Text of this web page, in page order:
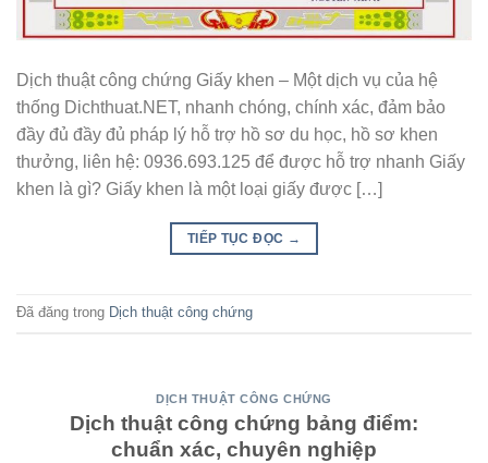
Dịch thuật công chứng Giấy khen – Một dịch vụ của hệ
thống Dichthuat.NET, nhanh chóng, chính xác, đảm bảo
đầy đủ đầy đủ pháp lý hỗ trợ hồ sơ du học, hồ sơ khen
thưởng, liên hệ: 0936.693.125 để được hỗ trợ nhanh Giấy
khen là gì? Giấy khen là một loại giấy được […]
TIẾP TỤC ĐỌC →
Đã đăng trong Dịch thuật công chứng
DỊCH THUẬT CÔNG CHỨNG
Dịch thuật công chứng bảng điểm:
chuẩn xác, chuyên nghiệp